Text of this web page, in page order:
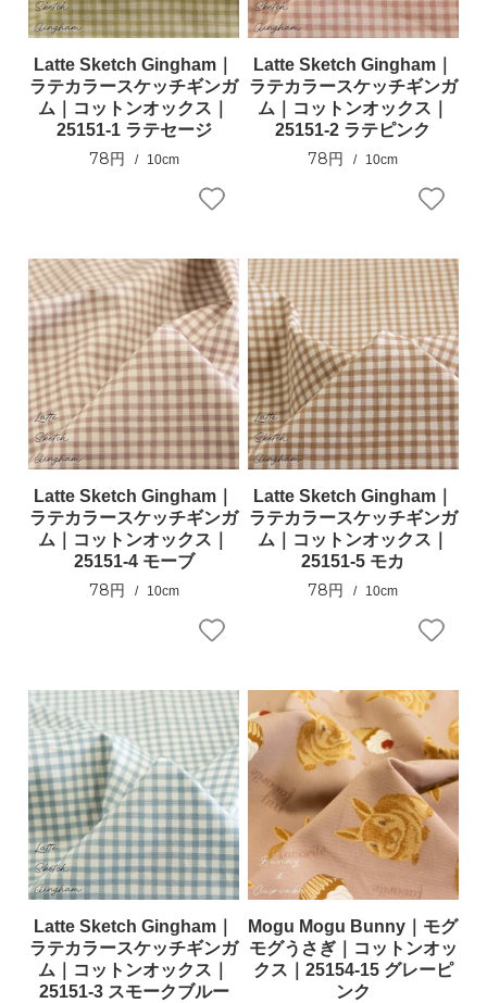
Latte Sketch Gingham｜
ラテカラースケッチギンガ
ム｜コットンオックス｜
25151-1 ラテセージ
78円 10cm
Latte Sketch Gingham｜
ラテカラースケッチギンガ
ム｜コットンオックス｜
25151-2 ラテピンク
78円 10cm
Latte Sketch Gingham｜
ラテカラースケッチギンガ
ム｜コットンオックス｜
25151-4 モーブ
78円 10cm
Latte Sketch Gingham｜
ラテカラースケッチギンガ
ム｜コットンオックス｜
25151-5 モカ
78円 10cm
Latte Sketch Gingham｜
ラテカラースケッチギンガ
ム｜コットンオックス｜
25151-3 スモークブルー
Mogu Mogu Bunny｜モグ
モグうさぎ｜コットンオッ
クス｜25154-15 グレーピ
ンク